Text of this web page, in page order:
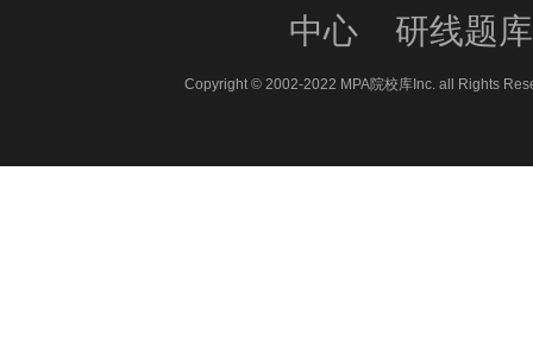
中心
研线题库
Copyright © 2002-2022 MPA院校库Inc. all Rights